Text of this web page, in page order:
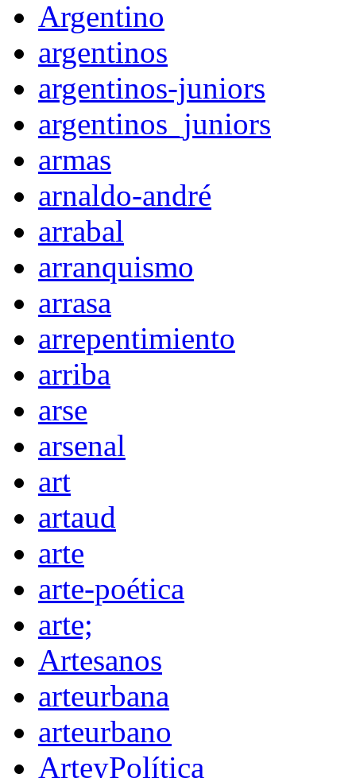
Argentino
argentinos
argentinos-juniors
argentinos_juniors
armas
arnaldo-andré
arrabal
arranquismo
arrasa
arrepentimiento
arriba
arse
arsenal
art
artaud
arte
arte-poética
arte;
Artesanos
arteurbana
arteurbano
ArteyPolítica